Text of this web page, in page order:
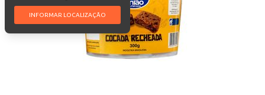
INFORMAR LOCALIZAÇÃO